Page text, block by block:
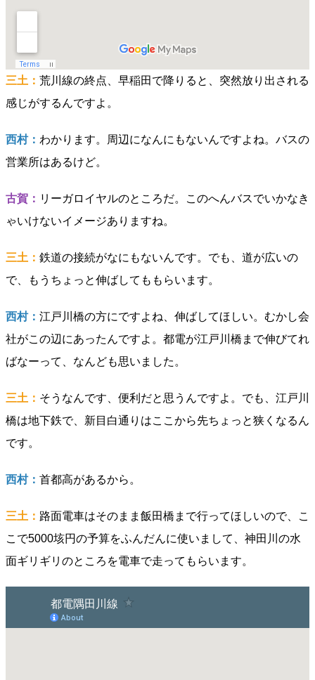
三土： 荒川線の終点、早稲田で降りると、突然放り出される
感じがするんですよ。
西村： わかります。周辺になんにもないんですよね。バスの
営業所はあるけど。
古賀： リーガロイヤルのところだ。このへんバスでいかなき
ゃいけないイメージありますね。
三土： 鉄道の接続がなにもないんです。でも、道が広いの
で、もうちょっと伸ばしてももらいます。
西村： 江戸川橋の方にですよね、伸ばしてほしい。むかし会
社がこの辺にあったんですよ。都電が江戸川橋まで伸びてれ
ばなーって、なんども思いました。
三土： そうなんです、便利だと思うんですよ。でも、江戸川
橋は地下鉄で、新目白通りはここから先ちょっと狭くなるん
です。
西村： 首都高があるから。
三土： 路面電車はそのまま飯田橋まで行ってほしいので、こ
こで5000垓円の予算をふんだんに使いまして、神田川の水
面ギリギリのところを電車で走ってもらいます。